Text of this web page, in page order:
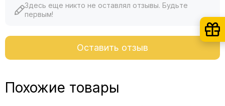
Здесь еще никто не оставлял отзывы. Будьте
первым!
Оставить отзыв
Похожие товары